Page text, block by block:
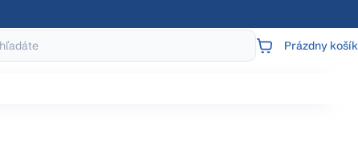
NÁKUPNÝ
Prázdny košík